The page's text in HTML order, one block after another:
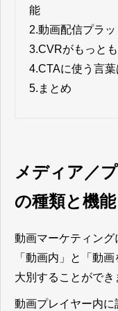
能
2.動画配信プラ
3.CVRがもっと
4.CTAに使う言
5. まとめ
メディア／
の種類と機能
動画マーケティング
「動画内」と「動
大別することができ
動画プレイヤー内